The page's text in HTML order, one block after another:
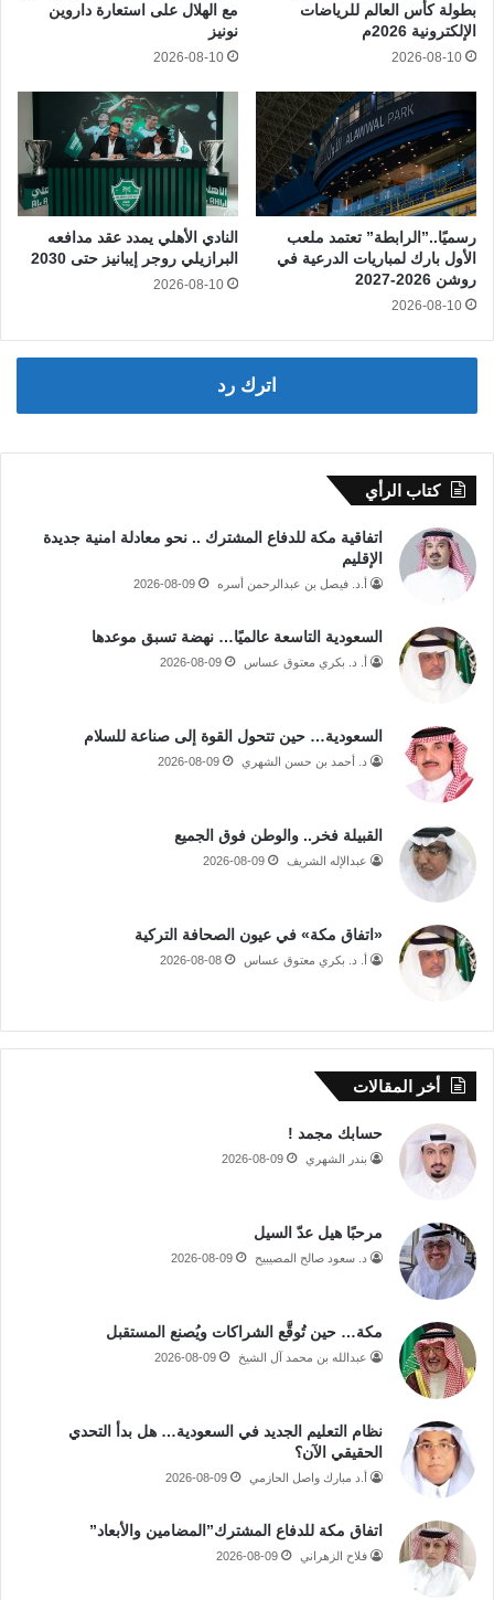
بطولة كأس العالم للرياضات
الإلكترونية 2026م
2026-08-10
مع الهلال على استعارة داروين
نونيز
2026-08-10
رسميًا..”الرابطة” تعتمد ملعب
الأول بارك لمباريات الدرعية في
روشن 2026-2027
2026-08-10
النادي الأهلي يمدد عقد مدافعه
البرازيلي روجر إيبانيز حتى 2030
2026-08-10
اترك رد
كتاب الرأي
اتفاقية مكة للدفاع المشترك .. نحو معادلة امنية جديدة
الإقليم
أ.د. فيصل بن عبدالرحمن أسره 2026-08-09
السعودية التاسعة عالميًا… نهضة تسبق موعدها
أ. د. بكري معتوق عساس 2026-08-09
السعودية… حين تتحول القوة إلى صناعة للسلام
د. أحمد بن حسن الشهري 2026-08-09
القبيلة فخر.. والوطن فوق الجميع
عبدالإله الشريف 2026-08-09
«اتفاق مكة» في عيون الصحافة التركية
أ. د. بكري معتوق عساس 2026-08-08
أخر المقالات
حسابك مجمد !
بندر الشهري 2026-08-09
مرحبًا هيل عدّ السيل
د. سعود صالح المصيبيح 2026-08-09
مكة… حين تُوقَّع الشراكات ويُصنع المستقبل
عبدالله بن محمد آل الشيخ 2026-08-09
نظام التعليم الجديد في السعودية… هل بدأ التحدي
الحقيقي الآن؟
أ.د مبارك واصل الحازمي 2026-08-09
اتفاق مكة للدفاع المشترك”المضامين والأبعاد”
فلاح الزهراني 2026-08-09